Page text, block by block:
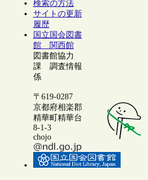
検索の方法
サイトの更新
履歴
国立国会図書
館 関西館
図書館協力
課 調査情報
係
〒619-0287
京都府相楽郡
精華町精華台
8-1-3
chojo